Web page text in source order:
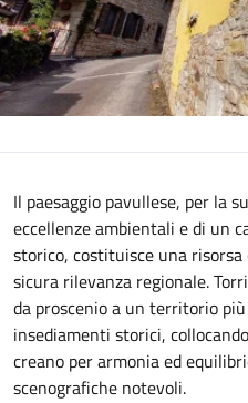
Il paesaggio pavullese, per la
eccellenze ambientali e di un
storico, costituisce una
sicura rilevanza regionale.
da proscenio a un territorio
insediamenti storici,
creano per armonia ed
scenografiche notevoli.